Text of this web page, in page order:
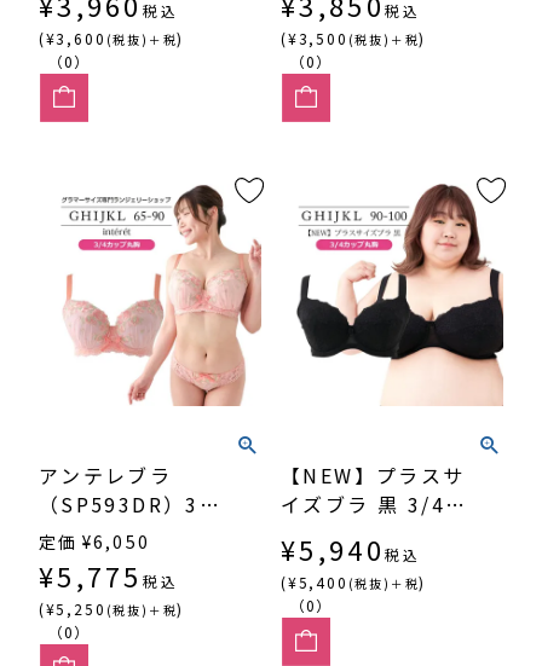
税込
(¥3,600 (税抜)＋税)
（0）
税込
(¥3,500 (税抜)＋税)
（0）
アンテレブラ
（SP593DR）3/4
カップ丸胸
定価 ¥6,050
¥5,775 税込
(¥5,250 (税抜)＋税)
（0）
【NEW】プラスサ
イズブラ 黒 3/4カ
（SP566）
¥5,940 税込
(¥5,400 (税抜)＋税)
（0）